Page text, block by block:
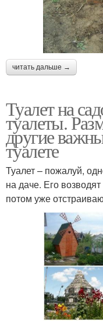
читать дальше →
Туалет на
туалеты.
другие
туалете
Туалет – пожалуй,
на даче. Его
потом уже